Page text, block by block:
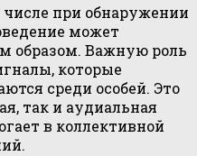
при обнаружении
может
образом. Важную роль
которые
среди особей. Это
так и аудиальная
в коллективной